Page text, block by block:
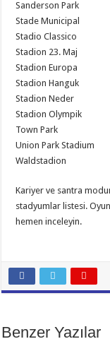
Sanderson Park
Stade Municipal
Stadio Classico
Stadion 23. Maj
Stadion Europa
Stadion Hanguk
Stadion Neder
Stadion Olympik
Town Park
Union Park Stadium
Waldstadion
Kariyer ve santra
stadyumlar listesi.
hemen inceleyin.
Benzer Yazılar